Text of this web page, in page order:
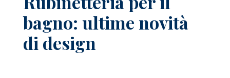
bagno: ultime novità
di design